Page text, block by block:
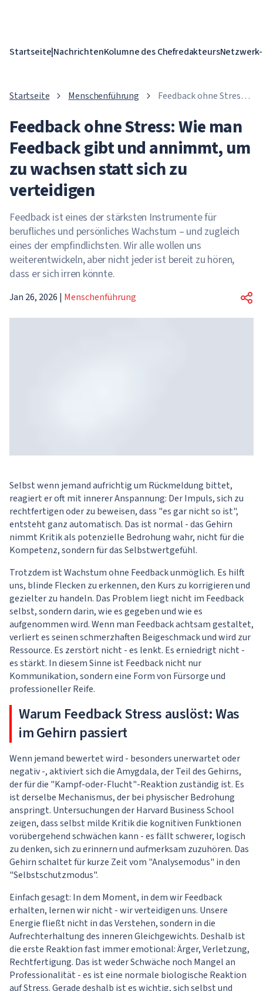
Startseite|NachrichtenKolumne des Chefredakteurs
Startseite Menschenführung
Feedback ohne Stress:
und annimmt, um zu
wachsen statt sich zu
verteidigen
Feedback ohne Stress: Wie man
Feedback gibt und annimmt, um
zu wachsen statt sich zu
verteidigen
Feedback ist eines der stärksten Instrumente für
berufliches und persönliches Wachstum – und zugleich
eines der empfindlichsten. Wir alle wollen uns
weiterentwickeln, aber nicht jeder ist bereit zu hören,
dass er sich irren könnte.
Jan 26, 2026 | Menschenführung
Selbst wenn jemand aufrichtig um Rückmeldung bittet,
reagiert er oft mit innerer Anspannung: Der Impuls, sich zu
rechtfertigen oder zu beweisen, dass "es gar nicht so ist",
entsteht ganz automatisch. Das ist normal - das Gehirn
nimmt Kritik als potenzielle Bedrohung wahr, nicht für die
Kompetenz, sondern für das Selbstwertgefühl.
Trotzdem ist Wachstum ohne Feedback unmöglich. Es hilft
uns, blinde Flecken zu erkennen, den Kurs zu korrigieren und
gezielter zu handeln. Das Problem liegt nicht im Feedback
selbst, sondern darin, wie es gegeben und wie es
aufgenommen wird. Wenn man Feedback achtsam gestaltet,
verliert es seinen schmerzhaften Beigeschmack und wird zur
Ressource. Es zerstört nicht - es lenkt. Es erniedrigt nicht -
es stärkt. In diesem Sinne ist Feedback nicht nur
Kommunikation, sondern eine Form von Fürsorge und
professioneller Reife.
Warum Feedback Stress auslöst: Was
im Gehirn passiert
Wenn jemand bewertet wird - besonders unerwartet oder
negativ -, aktiviert sich die Amygdala, der Teil des Gehirns,
der für die "Kampf-oder-Flucht"-Reaktion zuständig ist. Es
ist derselbe Mechanismus, der bei physischer Bedrohung
anspringt. Untersuchungen der Harvard Business School
zeigen, dass selbst milde Kritik die kognitiven Funktionen
vorübergehend schwächen kann - es fällt schwerer, logisch
zu denken, sich zu erinnern und aufmerksam zuzuhören. Das
Gehirn schaltet für kurze Zeit vom "Analysemodus" in den
"Selbstschutzmodus".
Einfach gesagt: In dem Moment, in dem wir Feedback
erhalten, lernen wir nicht - wir verteidigen uns. Unsere
Energie fließt nicht in das Verstehen, sondern in die
Aufrechterhaltung des inneren Gleichgewichts. Deshalb ist
die erste Reaktion fast immer emotional: Ärger, Verletzung,
Rechtfertigung. Das ist weder Schwäche noch Mangel an
Professionalität - es ist eine normale biologische Reaktion
auf Stress. Gerade deshalb ist es wichtig, sich selbst und